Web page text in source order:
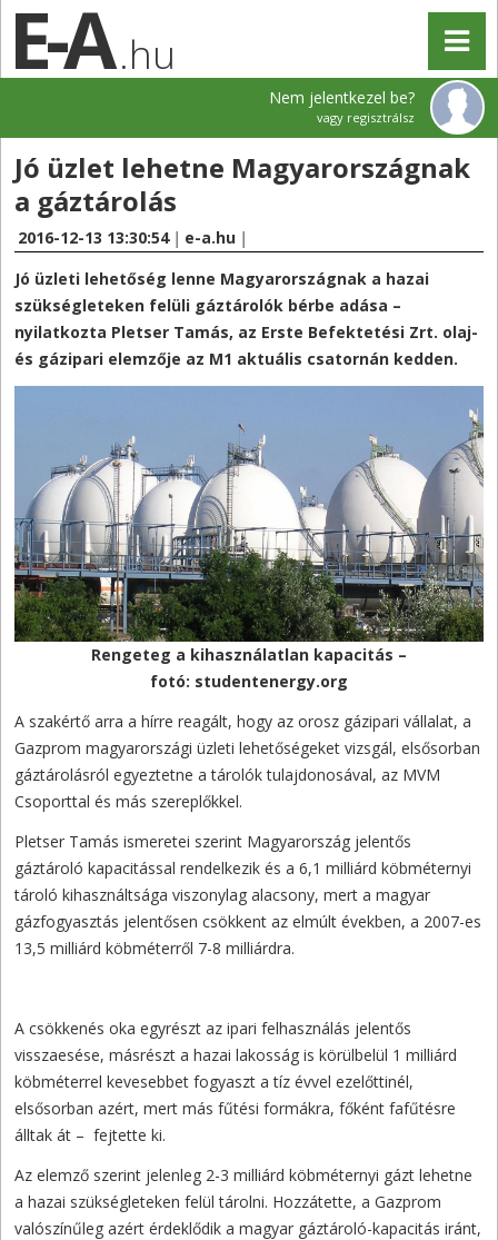
.hu
Nem jelentkezel be?
vagy regisztrálsz
Jó üzlet lehetne Magyarországnak
a gáztárolás
2016-12-13 13:30:54 | e-a.hu |
Jó üzleti lehetőség lenne Magyarországnak a hazai
szükségleteken felüli gáztárolók bérbe adása –
nyilatkozta Pletser Tamás, az Erste Befektetési Zrt. olaj-
és gázipari elemzője az M1 aktuális csatornán kedden.
Rengeteg a kihasználatlan kapacitás –
fotó: studentenergy.org
A szakértő arra a hírre reagált, hogy az orosz gázipari vállalat, a
Gazprom magyarországi üzleti lehetőségeket vizsgál, elsősorban
gáztárolásról egyeztetne a tárolók tulajdonosával, az MVM
Csoporttal és más szereplőkkel.
Pletser Tamás ismeretei szerint Magyarország jelentős
gáztároló kapacitással rendelkezik és a 6,1 milliárd köbméternyi
tároló kihasználtsága viszonylag alacsony, mert a magyar
gázfogyasztás jelentősen csökkent az elmúlt években, a 2007-es
13,5 milliárd köbméterről 7-8 milliárdra.
A csökkenés oka egyrészt az ipari felhasználás jelentős
visszaesése, másrészt a hazai lakosság is körülbelül 1 milliárd
köbméterrel kevesebbet fogyaszt a tíz évvel ezelőttinél,
elsősorban azért, mert más fűtési formákra, főként fafűtésre
álltak át – fejtette ki.
Az elemző szerint jelenleg 2-3 milliárd köbméternyi gázt lehetne
a hazai szükségleteken felül tárolni. Hozzátette, a Gazprom
valószínűleg azért érdeklődik a magyar gáztároló-kapacitás iránt,